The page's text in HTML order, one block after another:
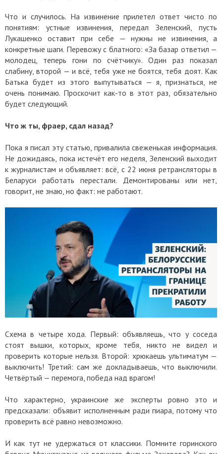
Что и случилось. На извинение прилетел ответ чисто по
понятиям: устные извинения, передал Зеленский, пусть
Лукашенко оставит при себе — нужны не извинения, а
конкретные шаги. Перевожу с блатного: «За базар ответил —
молодец, теперь гони по счётчику». Один раз показал
слабину, второй — и всё, тебя уже не боятся, тебя доят. Как
Батька будет из этого выпутываться — я, признаться, не
очень понимаю. Проскочит как-то в этот раз, обязательно
будет следующий.
Что ж ты, фраер, сдал назад?
Пока я писал эту статью, привалила свеженькая информация.
Не дожидаясь, пока истечёт его неделя, Зеленский выходит
к журналистам и объявляет: всё, с 22 июня ретрансляторы в
Беларуси работать перестали. Демонтированы или нет,
говорит, не знаю, но факт: не работают.
Схема в четыре хода. Первый: объявляешь, что у соседа
стоят вышки, которых, кроме тебя, никто не видел и
проверить которые нельзя. Второй: хрюкаешь ультиматум —
выключить! Третий: сам же докладываешь, что выключили.
Четвёртый — перемога, победа над врагом!
Что характерно, украинские же эксперты ровно это и
предсказали: объявит исполненным ради пиара, потому что
проверить всё равно невозможно.
И как тут не удержаться от классики. Помните горинского